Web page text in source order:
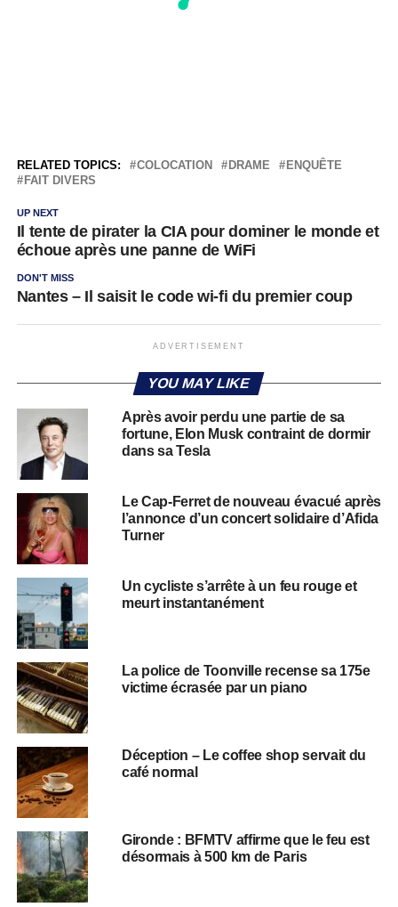
RELATED TOPICS: COLOCATION DRAME
ENQUÊTE
FAIT DIVERS
UP NEXT
Il tente de pirater la CIA pour dominer le monde et
échoue après une panne de WiFi
DON'T MISS
Nantes – Il saisit le code wi-fi du premier coup
ADVERTISEMENT
YOU MAY LIKE
Après avoir perdu une partie de sa
fortune, Elon Musk contraint de dormir
dans sa Tesla
Le Cap-Ferret de nouveau évacué après
l’annonce d’un concert solidaire d’Afida
Turner
Un cycliste s’arrête à un feu rouge et
meurt instantanément
La police de Toonville recense sa 175e
victime écrasée par un piano
Déception – Le coffee shop servait du
café normal
Gironde : BFMTV affirme que le feu est
désormais à 500 km de Paris